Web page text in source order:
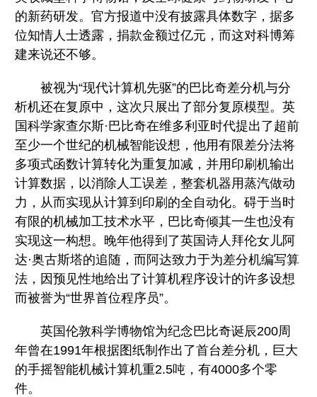
的新药研发。官方报道中没有披露具体数字，据多
位知情人士透露，捐款金额过亿元，而这对科博筹
建来说还不够。
被视为“现代计算机先驱”的巴比奇差分机与分
析机还在复原中，这次只展出了部分复原模型。英
国科学家查尔斯·巴比奇在维多利亚时代提出了超前
至少一个世纪的机械智能设想，他用有限差分法将
多项式函数计算转化为重复加减，并用印刷机输出
计算数据，以消除人工误差，整套机器用蒸汽做动
力，从而实现从计算到印刷的全自动化。碍于当时
有限的机械加工技术水平，巴比奇倾其一生也没有
实现这一构想。晚年他得到了英国诗人拜伦女儿阿
达·奥古斯塔的追随，而阿达致力于为差分机编写算
法，因预见性地给出了计算机程序设计的许多设想
而被誉为“世界首位程序员”。
英国伦敦科学博物馆为纪念巴比奇诞辰200周
年曾在1991年根据图纸制作出了首台差分机，巨大
的手摇智能机械计算机重2.5吨，有4000多个零
件。